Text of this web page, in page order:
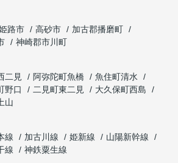
路市 高砂市
加古郡播磨町
神崎郡市川町
二見 阿弥陀町魚橋
魚住町清水
野口 二見町東二見
大久保町西島
山
線 加古川線 姫新線
山陽新幹線
線
神鉄粟生線